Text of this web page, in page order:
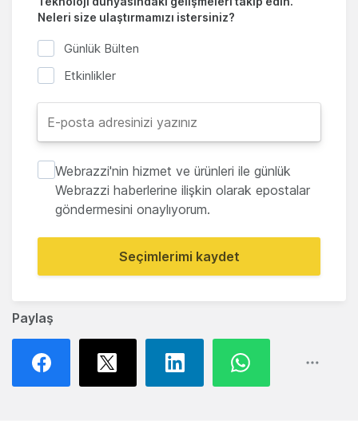
Paylaş
Neleri size ulaştırmamızı istersiniz?
Günlük Bülten
Etkinlikler
Webrazzi'nin hizmet ve ürünleri ile günlük
Webrazzi haberlerine ilişkin olarak epostalar
göndermesini onaylıyorum.
Seçimlerimi kaydet